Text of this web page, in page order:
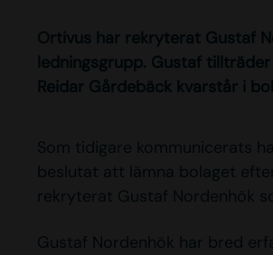
Ortivus har rekryterat Gustaf
ledningsgrupp. Gustaf
Reidar Gårdebäck kvarstår i
Som tidigare kommunicerats
beslutat att lämna bolaget
rekryterat Gustaf Nordenhök
Gustaf Nordenhök har bred